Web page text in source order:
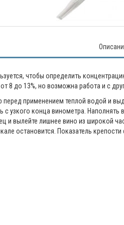
чтобы определить
8 до 13%, но возможна работа и с
применением теплой водой и
узкого конца винометра. Наполнять
и вылейте лишнее вино из широкой
остановится. Показатель